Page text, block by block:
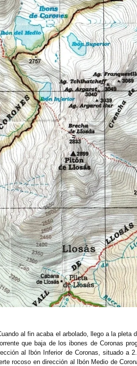
al fin acaba el arbolado, llego a la pleta
que baja de los ibones de Coronas
al Ibón Inferior de Coronas, situado a
rocoso en dirección al Ibón Medio de